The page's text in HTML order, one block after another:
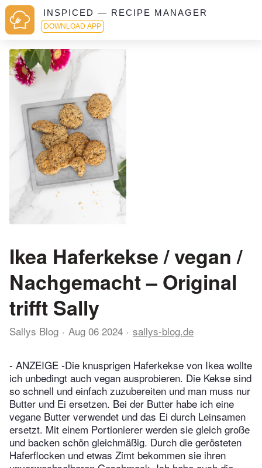
INSPICED — RECIPE MANAGER
DOWNLOAD APP
Ikea Haferkekse / vegan /
Nachgemacht – Original
trifft Sally
Sallys Blog Aug 06 2024 sallys-blog.de
- ANZEIGE -Die knusprigen Haferkekse von Ikea wollte
ich unbedingt auch vegan ausprobieren. Die Kekse sind
so schnell und einfach zuzubereiten und man muss nur
Butter und Ei ersetzen. Bei der Butter habe ich eine
vegane Butter verwendet und das Ei durch Leinsamen
ersetzt. Mit einem Portionierer werden sie gleich große
und backen schön gleichmäßig. Durch die gerösteten
Haferflocken und etwas Zimt bekommen sie ihren